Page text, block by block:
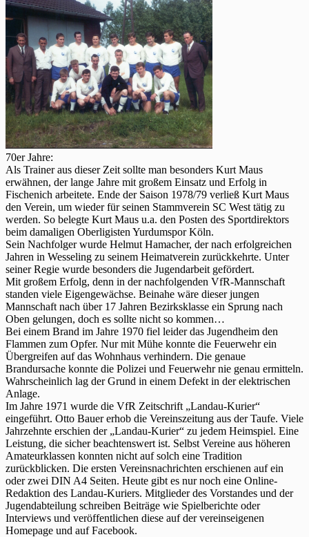
70er Jahre:
Als Trainer aus dieser Zeit sollte man besonders Kurt Maus
erwähnen, der lange Jahre mit großem Einsatz und Erfolg in
Fischenich arbeitete. Ende der Saison 1978/79 verließ Kurt Maus
den Verein, um wieder für seinen Stammverein SC West tätig zu
werden. So belegte Kurt Maus u.a. den Posten des Sportdirektors
beim damaligen Oberligisten Yurdumspor Köln.
Sein Nachfolger wurde Helmut Hamacher, der nach erfolgreichen
Jahren in Wesseling zu seinem Heimatverein zurückkehrte. Unter
seiner Regie wurde besonders die Jugendarbeit gefördert.
Mit großem Erfolg, denn in der nachfolgenden VfR-Mannschaft
standen viele Eigengewächse. Beinahe wäre dieser jungen
Mannschaft nach über 17 Jahren Bezirksklasse ein Sprung nach
Oben gelungen, doch es sollte nicht so kommen…
Bei einem Brand im Jahre 1970 fiel leider das Jugendheim den
Flammen zum Opfer. Nur mit Mühe konnte die Feuerwehr ein
Übergreifen auf das Wohnhaus verhindern. Die genaue
Brandursache konnte die Polizei und Feuerwehr nie genau ermitteln.
Wahrscheinlich lag der Grund in einem Defekt in der elektrischen
Anlage.
Im Jahre 1971 wurde die VfR Zeitschrift „Landau-Kurier“
eingeführt. Otto Bauer erhob die Vereinszeitung aus der Taufe. Viele
Jahrzehnte erschien der „Landau-Kurier“ zu jedem Heimspiel. Eine
Leistung, die sicher beachtenswert ist. Selbst Vereine aus höheren
Amateurklassen konnten nicht auf solch eine Tradition
zurückblicken. Die ersten Vereinsnachrichten erschienen auf ein
oder zwei DIN A4 Seiten. Heute gibt es nur noch eine Online-
Redaktion des Landau-Kuriers. Mitglieder des Vorstandes und der
Jugendabteilung schreiben Beiträge wie Spielberichte oder
Interviews und veröffentlichen diese auf der vereinseigenen
Homepage und auf Facebook.